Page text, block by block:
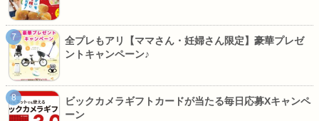
全プレもアリ【ママさん・妊婦さん限定】豪華プレゼ
ントキャンペーン♪
ビックカメラギフトカードが当たる毎日応募Xキャンペ
ーン